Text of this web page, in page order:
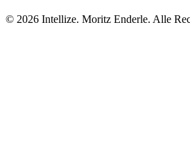
© 2026 Intellize. Moritz Enderle. Alle